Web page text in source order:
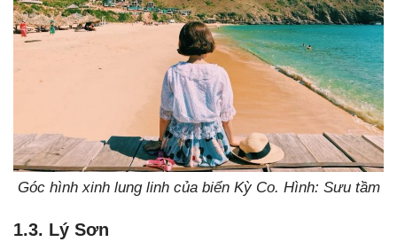
Góc hình xinh lung linh của biển Kỳ Co. Hình: Sưu tầm
1.3. Lý Sơn